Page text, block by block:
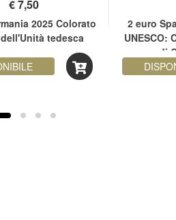
€7,50
2025 Colorato
tedesca
2 euro
UNESCO:
di